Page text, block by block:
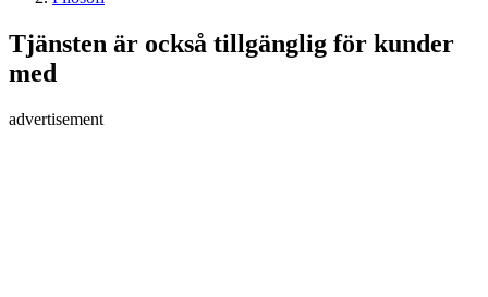
Tjänsten är också tillgänglig för kunder
med
advertisement